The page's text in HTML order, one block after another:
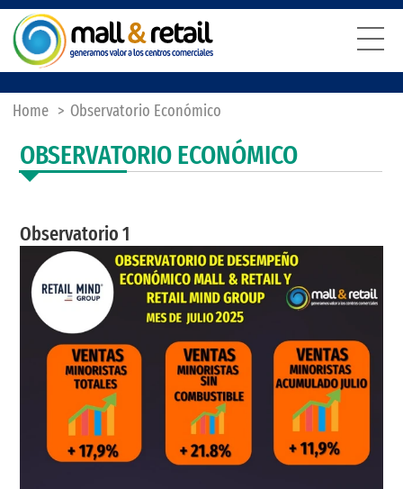
Home > Observatorio Económico
OBSERVATORIO ECONÓMICO
Observatorio 1